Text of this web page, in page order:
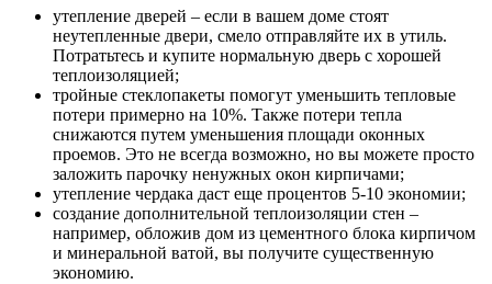
утепление дверей – если в вашем доме стоят
неутепленные двери, смело отправляйте их в утиль.
Потратьтесь и купите нормальную дверь с хорошей
теплоизоляцией;
тройные стеклопакеты помогут уменьшить тепловые
потери примерно на 10%. Также потери тепла
снижаются путем уменьшения площади оконных
проемов. Это не всегда возможно, но вы можете просто
заложить парочку ненужных окон кирпичами;
утепление чердака даст еще процентов 5-10 экономии;
создание дополнительной теплоизоляции стен –
например, обложив дом из цементного блока кирпичом
и минеральной ватой, вы получите существенную
экономию.